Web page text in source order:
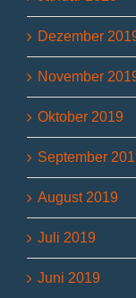
Dezember
November
Oktober 2019
September
August 2019
Juli 2019
Juni 2019